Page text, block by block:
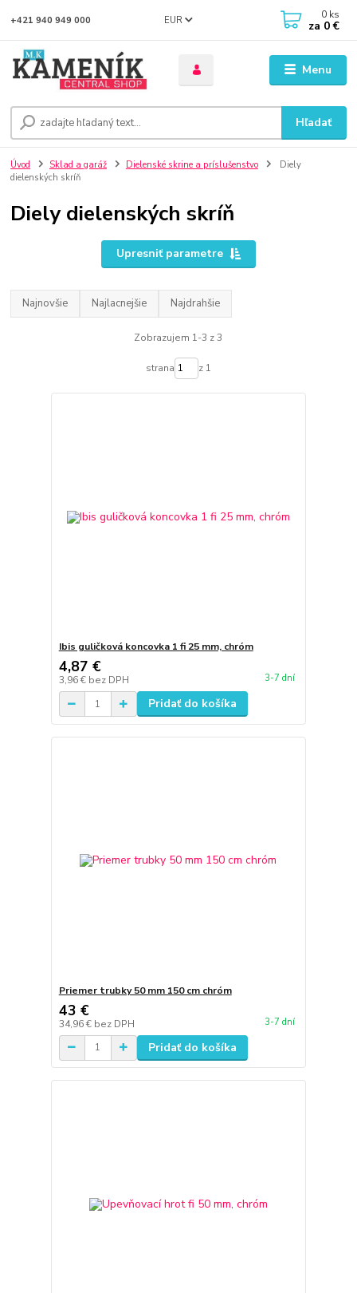
Menu
EUR
Hľadať
+421 940 949 000 0 ks
za 0 €
Úvod Sklad a garáž Dielenské skrine a príslušenstvo
Diely
dielenských skríň
Diely dielenských skríň
Upresniť parametre
Najnovšie Najlacnejšie Najdrahšie
Zobrazujem 1-3 z 3
strana z 1
Ibis guličková koncovka 1 fi 25 mm, chróm
4,87 €
3,96 € bez DPH 3-7 dní
Pridať do košíka
Priemer trubky 50 mm 150 cm chróm
43 €
34,96 € bez DPH 3-7 dní
Pridať do košíka